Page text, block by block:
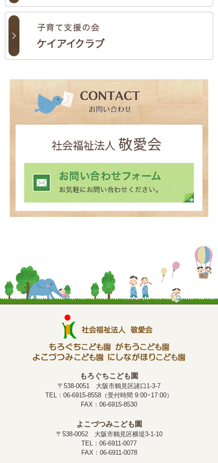
もろぐちこども園
〒538-0051 大阪市鶴見区諸口1-3-7
TEL：06-6915-8558（受付時間 9:00~17:00）
FAX：06-6915-8530
よこづつみこども園
〒538-0052 大阪市鶴見区横堤3-1-10
TEL：06-6911-0077
FAX：06-6911-0078